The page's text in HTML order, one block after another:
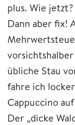
plus. Wie
Dann aber fix!
übliche Stau
fahre ich
Cappuccino
Der „dicke